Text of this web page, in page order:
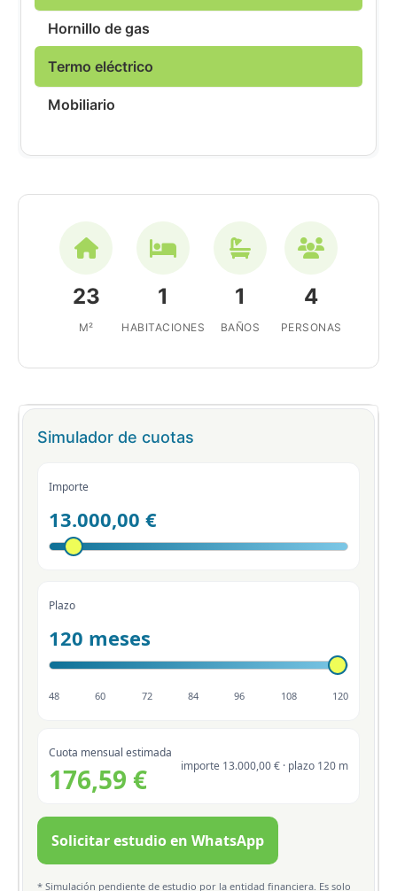
Hornillo de gas
Termo eléctrico
Mobiliario
23
M²
1
HABITACIONES
1
BAÑOS
4
PERSONAS
Simulador de cuotas
Importe
13.000,00 €
Plazo
120 meses
48 60 72 84 96 108 120
Cuota mensual estimada
176,59 € importe 13.000,00 € · plazo 120 m
Solicitar estudio en WhatsApp
* Simulación pendiente de estudio por la entidad financiera. Es solo